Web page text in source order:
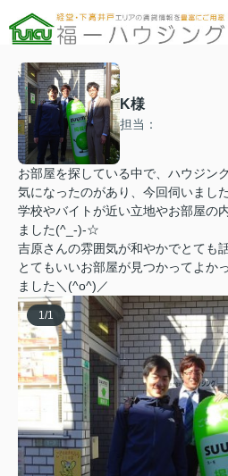
K様
担当：
お部屋を探している中で、ハウジン
気になったのがあり、今回伺いました
学校やバイトが近い立地やお部屋の
ました(^_-)-☆
吉原さんの雰囲気が和やかでとても
とてもいいお部屋が見つかってよか
ました＼(^o^)／
1/1